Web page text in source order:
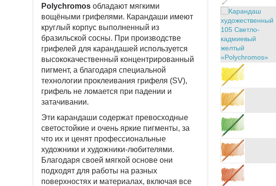
Polychromos обладают мягкими
вощёными грифелями. Карандаши имеют
круглый корпус выполненный из
бразильской сосны. При производстве
грифелей для карандашей используется
высококачественный концентрированный
пигмент, а благодаря специальной
технологии проклеивания грифеля (SV),
грифель не ломается при падении и
затачивании.
Эти карандаши содержат превосходные
светостойкие и очень яркие пигменты, за
что их и ценят профессиональные
художники и художники-любителями.
Благодаря своей мягкой основе они
подходят для работы на разных
поверхностях и материалах, включая все